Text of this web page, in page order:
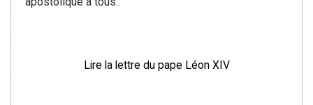
Lire la lettre du pape Léon XIV